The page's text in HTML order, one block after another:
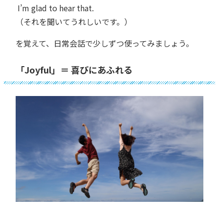
I’m glad to hear that.
（それを聞いてうれしいです。）
を覚えて、日常会話で少しずつ使ってみましょう。
「Joyful」＝ 喜びにあふれる